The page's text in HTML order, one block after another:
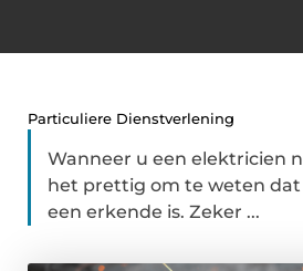
Particuliere Dienstverlening
Wanneer u een elektricien
het prettig om te weten dat
een erkende is. Zeker ...